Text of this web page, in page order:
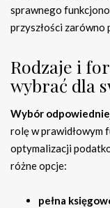
sprawnego
przyszłości zarówno
Rodzaje i
wybrać dla
Wybór
rolę w prawidłowym
optymalizacji
różne opcje:
pełna